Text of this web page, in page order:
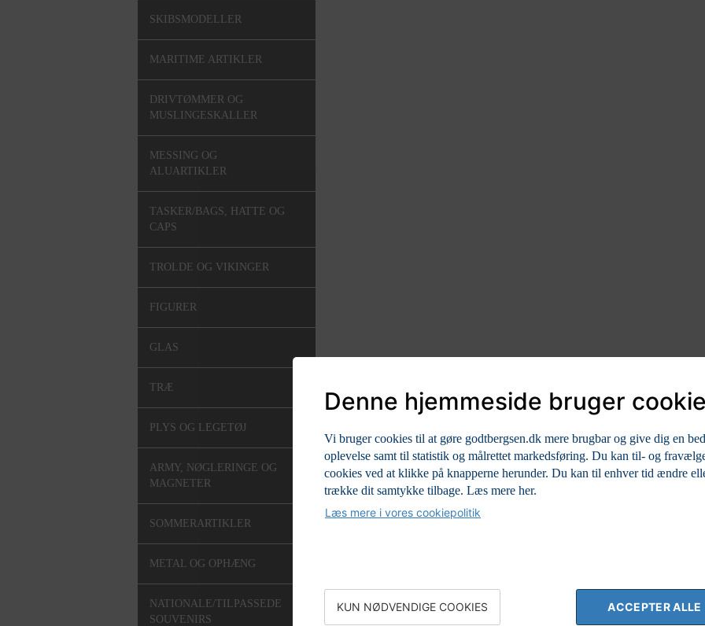
Denne hjemmeside bruger
Vi bruger cookies til at gøre godtbergsen.dk mere brugbar og give dig en
oplevelse samt til statistik og målrettet markedsføring. Du kan til- og
cookies ved at klikke på knapperne herunder. Du kan til enhver tid ændre
trække dit samtykke tilbage. Læs mere her.
Læs mere i vores cookiepolitik
KUN NØDVENDIGE COOKIES ACCEPTER ALLE
SKIBSMODELLER
MARITIME ARTIKLER
DRIVTØMMER OG
MUSLINGESKALLER
MESSING OG
ALUARTIKLER
TASKER/BAGS, HATTE OG
CAPS
TROLDE OG VIKINGER
FIGURER
GLAS
TRÆ
PLYS OG LEGETØJ
ARMY, NØGLERINGE OG
MAGNETER
SOMMERARTIKLER
METAL OG OPHÆNG
NATIONALE/TILPASSEDE
SOUVENIRS